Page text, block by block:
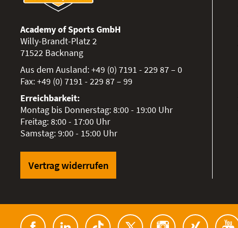
Academy of Sports GmbH
Willy-Brandt-Platz 2
71522 Backnang
Aus dem Ausland:+49 (0) 7191 - 229 87 – 0
Fax:+49 (0) 7191 - 229 87 – 99
Erreichbarkeit:
Montag bis Donnerstag: 8:00 - 19:00 Uhr
Freitag: 8:00 - 17:00 Uhr
Samstag: 9:00 - 15:00 Uhr
Vertrag widerrufen